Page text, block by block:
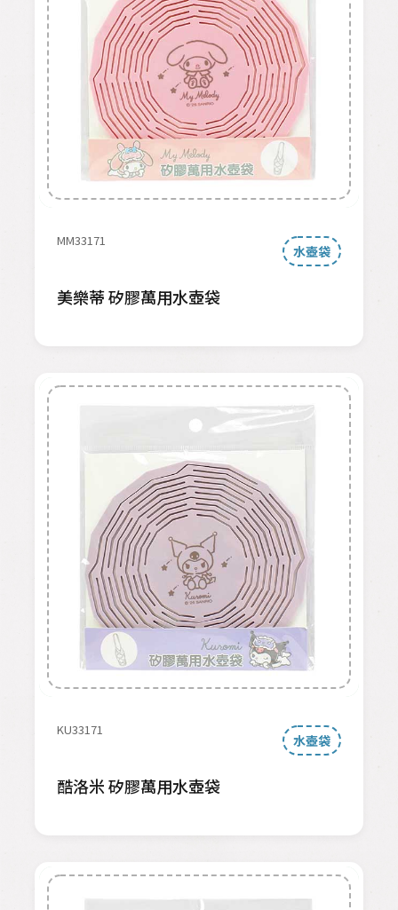
MM33171
水壺袋
美樂蒂 矽膠萬用水壺袋
KU33171
水壺袋
酷洛米 矽膠萬用水壺袋